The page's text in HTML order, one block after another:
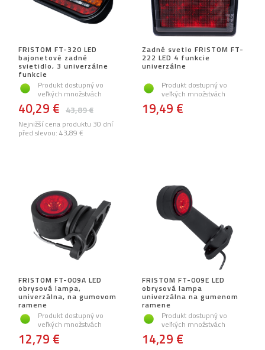
FRISTOM FT-320 LED
bajonetové zadné
svietidlo, 3 univerzálne
funkcie
Produkt dostupný vo
veľkých množstvách
43,89 €
40,29 €
Nejnižší cena produktu 30 dní
před slevou: 43,89 €
Zadné svetlo FRISTOM FT-
222 LED 4 funkcie
univerzálne
Produkt dostupný vo
veľkých množstvách
19,49 €
FRISTOM FT-009A LED
obrysová lampa,
univerzálna, na gumovom
ramene
Produkt dostupný vo
veľkých množstvách
12,79 €
FRISTOM FT-009E LED
obrysová lampa
univerzálna na gumenom
ramene
Produkt dostupný vo
veľkých množstvách
14,29 €